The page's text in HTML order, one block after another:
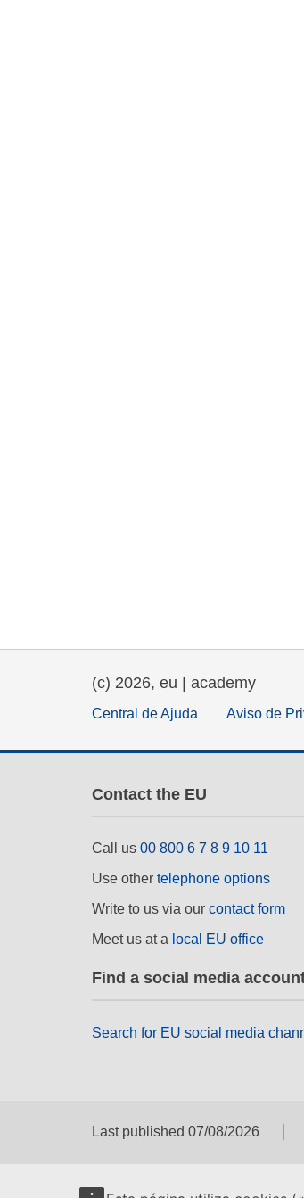
(c) 2026, eu | academy
Central de Ajuda Aviso de
Contact the EU
Call us 00 800 6 7 8 9 10 11
Use other telephone options
Write to us via our contact form
Meet us at a local EU office
Find a social media
Search for EU social media
Last published 07/08/2026